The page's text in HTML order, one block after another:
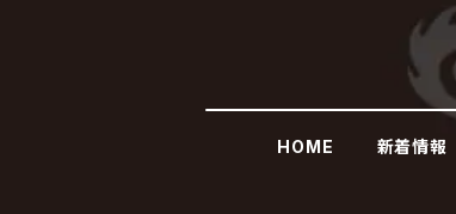
HOME 新着情報